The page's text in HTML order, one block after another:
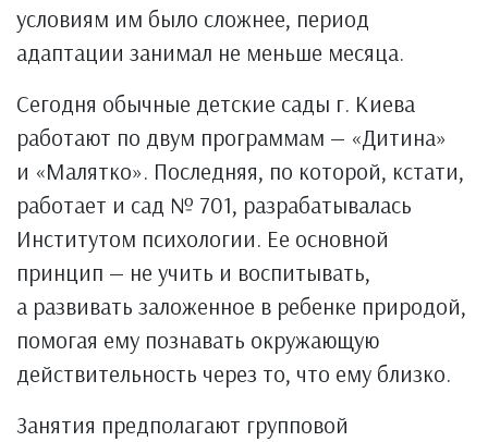
условиям им было сложнее, период
адаптации занимал не меньше месяца.
Сегодня обычные детские сады г. Киева
работают по двум программам — «Дитина»
и «Малятко». Последняя, по которой, кстати,
работает и сад № 701, разрабатывалась
Институтом психологии. Ее основной
принцип — не учить и воспитывать,
а развивать заложенное в ребенке природой,
помогая ему познавать окружающую
действительность через то, что ему близко.
Занятия предполагают групповой